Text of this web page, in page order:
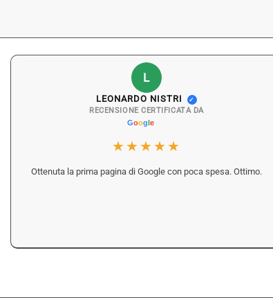
L
LEONARDO NISTRI ✓
RECENSIONE CERTIFICATA DA
★★★★★
Ottenuta la prima pagina di Google con poca spesa. Ottimo.